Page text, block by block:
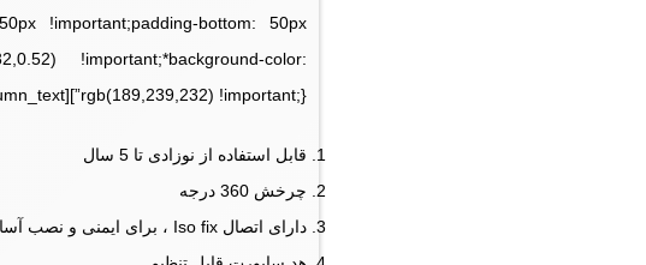
!important;padding-bottom: 50px
!important;*background-color:
rgb(189,239,232) !important;}”][vc_column_text]
قابل استفاده از نوزادی تا 5 سال
چرخش 360 درجه
دارای اتصال Iso fix ، برای ایمنی و نصب آسان